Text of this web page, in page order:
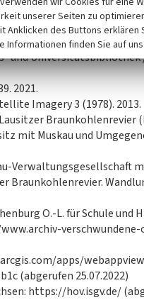
Nochten. 2021.
Verwaltungsgesellschaft
und
2021.
Imagery 3 (1978). 2013.
Braunkohlenrevier
mit Muskau und
Verwaltungsgesellschaft
Braunkohlenrevier.
O.-L. für Schule und
apps/
(abgerufen 25.07.2022)
https://hov.isgv.de/
unserer Seiten zu
Anklicken des Buttons erklären
Informationen finden Sie auf